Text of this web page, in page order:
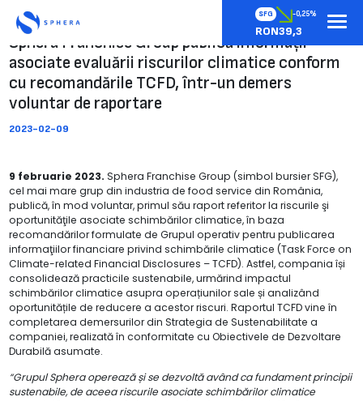
SFG -0,25%
RON39,3
Sphera Franchise Group publică informații
asociate evaluării riscurilor climatice conform
cu recomandările TCFD, într-un demers
voluntar de raportare
2023-02-09
9 februarie 2023. Sphera Franchise Group (simbol bursier SFG),
cel mai mare grup din industria de food service din România,
publică, în mod voluntar, primul său raport referitor la riscurile şi
oportunităţile asociate schimbărilor climatice, în baza
recomandărilor formulate de Grupul operativ pentru publicarea
informaţiilor financiare privind schimbările climatice (Task Force on
Climate-related Financial Disclosures – TCFD). Astfel, compania își
consolidează practicile sustenabile, urmărind impactul
schimbărilor climatice asupra operațiunilor sale și analizând
oportunitățile de reducere a acestor riscuri. Raportul TCFD vine în
completarea demersurilor din Strategia de Sustenabilitate a
companiei, realizată în conformitate cu Obiectivele de Dezvoltare
Durabilă asumate.
“Grupul Sphera operează și se dezvoltă având ca fundament principii
sustenabile, de aceea riscurile asociate schimbărilor climatice